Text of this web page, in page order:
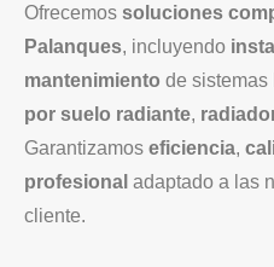
Ofrecemos soluciones
Palanques, incluyendo
mantenimiento de sistemas
por suelo radiante,
Garantizamos eficiencia,
profesional adaptado a las
cliente.